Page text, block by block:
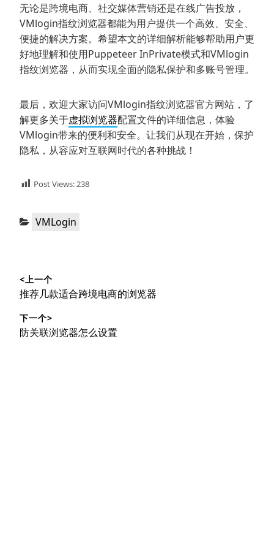
无论是跨境电商、社交媒体营销还是在线广告投放，
VMlogin指纹浏览器都能为用户提供一个高效、安全、
便捷的解决方案。希望本文的详细解析能够帮助用户更
好地理解和使用Puppeteer InPrivate模式和VMlogin
指纹浏览器，从而实现全面的隐私保护和多账号管理。
最后，欢迎大家访问VMlogin指纹浏览器官方网站，了
解更多关于虚拟浏览器配置文件的详细信息，体验
VMlogin带来的便利和安全。让我们从现在开始，保护
隐私，从容应对互联网时代的各种挑战！
Post Views:238
分 VMLogin
章
导
航
<上一个
上
文
章：
推荐几款适合跨境电商的浏览器
下一个>
下
防关联浏览器怎么设置